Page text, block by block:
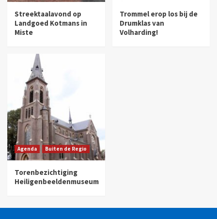
Streektaalavond op
Landgoed Kotmans in
Miste
Trommel erop los bij de
Drumklas van
Volharding!
Agenda Buiten de Regio
Torenbezichtiging
Heiligenbeeldenmuseum